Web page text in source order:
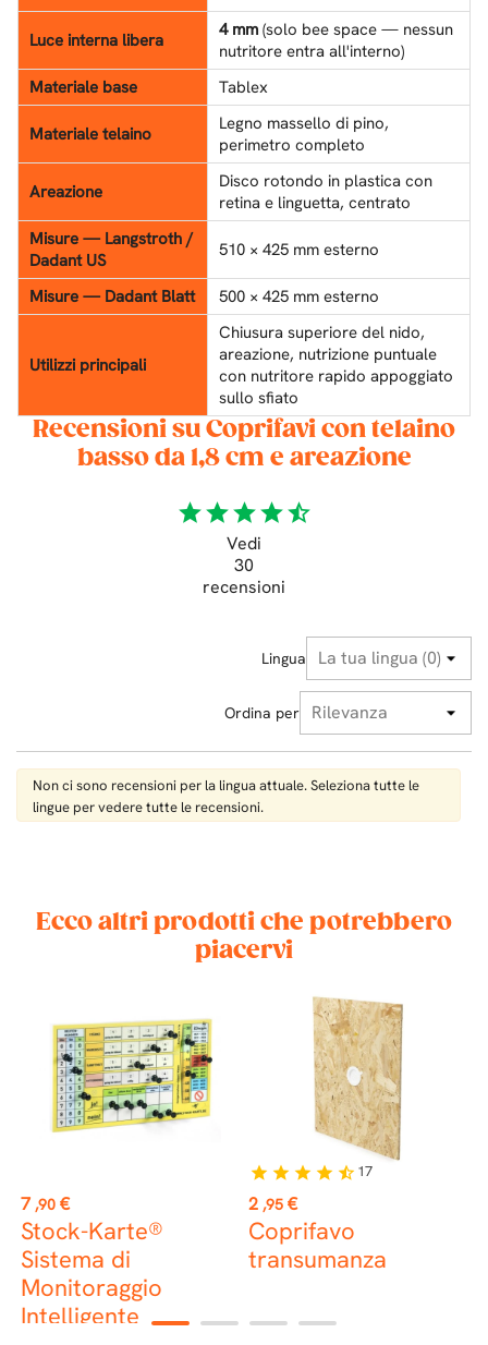
Luce interna libera 4 mm (solo bee space — nessun
nutritore entra all'interno)
Materiale base
Tablex
Materiale telaino
Legno massello di pino,
perimetro completo
Areazione
Disco rotondo in plastica con
retina e linguetta, centrato
Misure — Langstroth /
Dadant US
510 × 425 mm esterno
Misure — Dadant Blatt 500 × 425 mm esterno
Utilizzi principali
Chiusura superiore del nido,
areazione, nutrizione puntuale
con nutritore rapido appoggiato
sullo sfiato
Recensioni su Coprifavi con telaino
basso da 1,8 cm e areazione
starstarstarstarstar_half
Vedi
30
recensioni
Lingua
Ordina per
Non ci sono recensioni per la lingua attuale. Seleziona tutte le
lingue per vedere tutte le recensioni.
Ecco altri prodotti che potrebbero
piacervi
Prezzo
7 ,90 €
Stock-Karte®
Sistema di
Monitoraggio
Intelligente
Prezzo
2 ,95 €
Coprifavo
transumanza
star star star star star_half 17
1 2 3 4